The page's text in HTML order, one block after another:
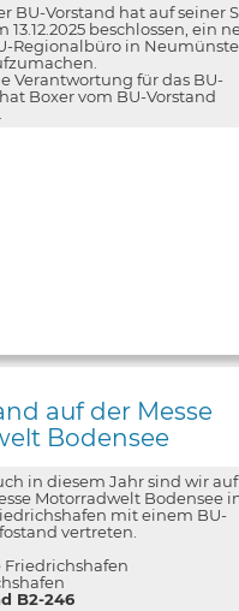
BU-Vorstand hat auf seiner
13.12.2025 beschlossen, ein
Regionalbüro in
Verantwortung für das BU-
Boxer vom BU-Vorstand
auf der Messe
Bodensee
in diesem Jahr sind wir
Motorradwelt Bodensee
mit einem BU-
vertreten.
Friedrichshafen
B2-246